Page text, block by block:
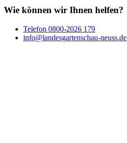
Wie können wir Ihnen helfen?
Telefon 0800-2026 179
info@landesgartenschau-neuss.de